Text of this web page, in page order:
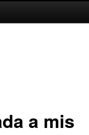
a mis